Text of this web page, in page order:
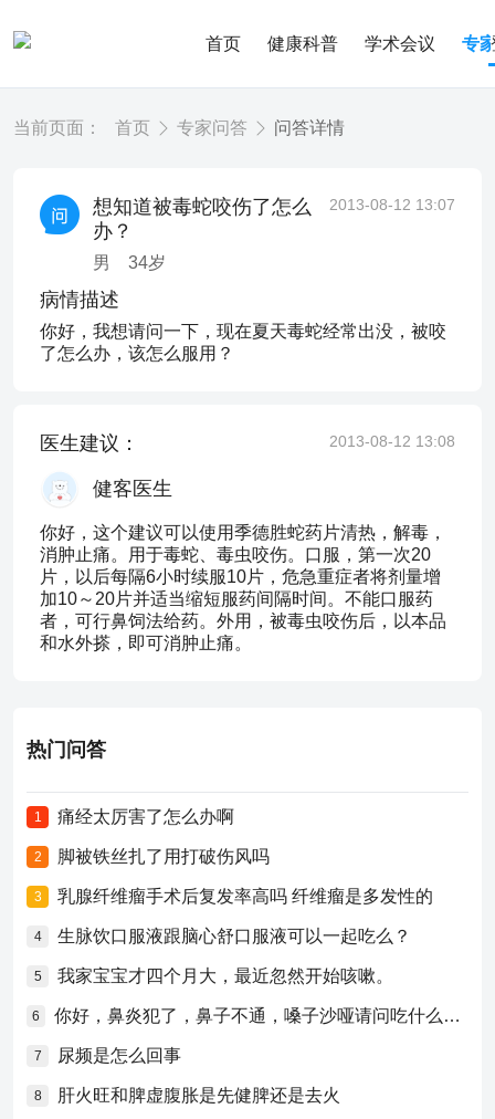
首页 健康科普 学术会议 专
当前页面： 首页 专家问答 问答详情
想知道被毒蛇咬伤了怎么
办？
男 34岁
2013-08-12 13:07
病情描述
你好，我想请问一下，现在夏天毒蛇经常出没，被咬
了怎么办，该怎么服用？
医生建议： 2013-08-12 13:08
健客医生
你好，这个建议可以使用季德胜蛇药片清热，解毒，
消肿止痛。用于毒蛇、毒虫咬伤。口服，第一次20
片，以后每隔6小时续服10片，危急重症者将剂量增
加10～20片并适当缩短服药间隔时间。不能口服药
者，可行鼻饲法给药。外用，被毒虫咬伤后，以本品
和水外搽，即可消肿止痛。
热门问答
1 痛经太厉害了怎么办啊
2 脚被铁丝扎了用打破伤风吗
3 乳腺纤维瘤手术后复发率高吗 纤维瘤是多发性的
4 生脉饮口服液跟脑心舒口服液可以一起吃么？
5 我家宝宝才四个月大，最近忽然开始咳嗽。
6 你好，鼻炎犯了，鼻子不通，嗓子沙哑请问吃什么药比较好？
7 尿频是怎么回事
8 肝火旺和脾虚腹胀是先健脾还是去火